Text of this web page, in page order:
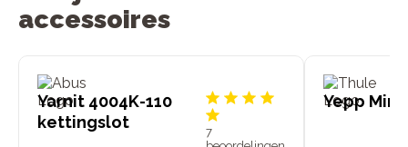
accessoires
Yarnit 4004K-110
kettingslot
7
Yepp